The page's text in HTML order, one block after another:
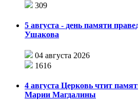
309
5 августа - день памяти
Ушакова
04 августа 2026
1616
4 августа Церковь чтит
Марии Магдалины